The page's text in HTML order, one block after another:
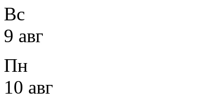
Вс
9 авг
Пн
10 авг